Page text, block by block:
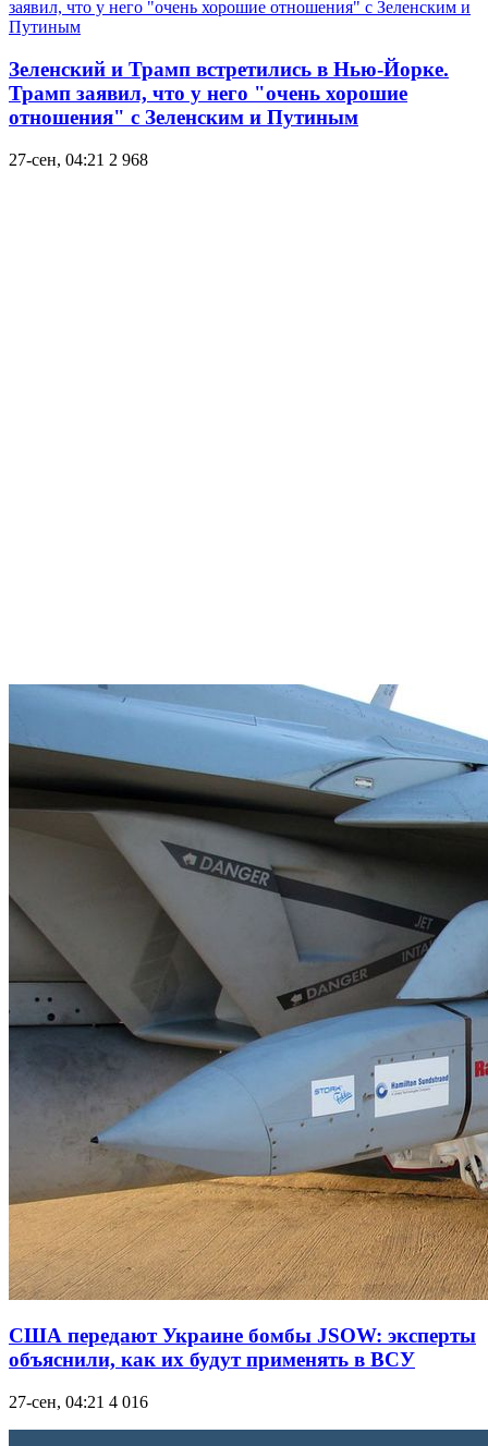
Зеленский и Трамп встретились в Нью-Йорке.
Трамп заявил, что у него "очень хорошие
отношения" с Зеленским и Путиным
27-сен, 04:21 2 968
США передают Украине бомбы JSOW: эксперты
объяснили, как их будут применять в ВСУ
27-сен, 04:21 4 016